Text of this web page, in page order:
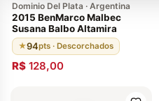
Dominio Del Plata · Argentina
2015 BenMarco Malbec
Susana Balbo Altamira
★94pts · Descorchados
R$ 128,00